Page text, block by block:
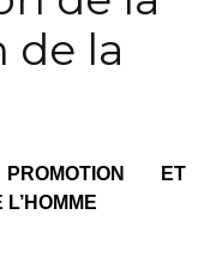
de la
ET